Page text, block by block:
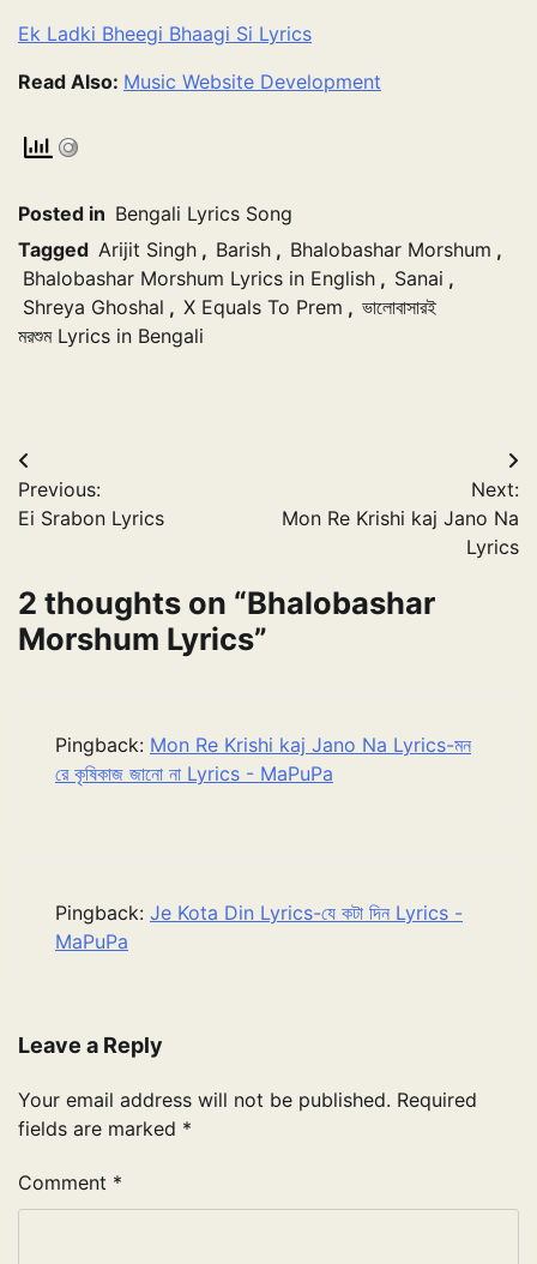
Ek Ladki Bheegi Bhaagi Si Lyrics
Read Also: Music Website Development
Posted in Bengali Lyrics Song
Tagged Arijit Singh , Barish , Bhalobashar Morshum ,
Bhalobashar Morshum Lyrics in English , Sanai ,
Shreya Ghoshal , X Equals To Prem , ভালোবাসারই
মরশুম Lyrics in Bengali
Post
navigation
Previous:
Ei Srabon Lyrics
Next:
Mon Re Krishi kaj Jano Na
Lyrics
2 thoughts on “Bhalobashar
Morshum Lyrics”
Pingback: Mon Re Krishi kaj Jano Na Lyrics-মন
রে কৃষিকাজ জানো না Lyrics - MaPuPa
Pingback: Je Kota Din Lyrics-যে কটা দিন Lyrics -
MaPuPa
Leave a Reply
Your email address will not be published. Required
fields are marked *
Comment *